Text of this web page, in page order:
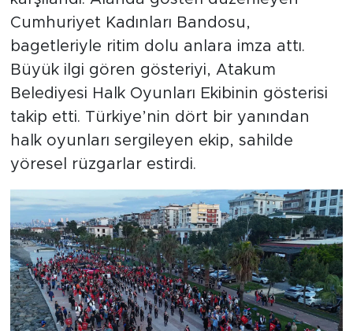
Cumhuriyet Kadınları Bandosu,
bagetleriyle ritim dolu anlara imza attı.
Büyük ilgi gören gösteriyi, Atakum
Belediyesi Halk Oyunları Ekibinin gösterisi
takip etti. Türkiye’nin dört bir yanından
halk oyunları sergileyen ekip, sahilde
yöresel rüzgarlar estirdi.